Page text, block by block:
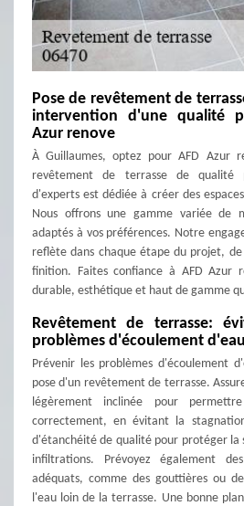
Pose de revêtement de
intervention d'une qualité
Azur renove
À Guillaumes, optez pour AFD Azur
revêtement de terrasse de qualité
d'experts est dédiée à créer des
Nous offrons une gamme variée de
adaptés à vos préférences. Notre
reflète dans chaque étape du projet,
finition. Faites confiance à AFD Azur
durable, esthétique et haut de gamme
Revêtement de terrasse:
problèmes d'écoulement d'eau
Prévenir les problèmes d'écoulement
pose d'un revêtement de terrasse.
légèrement inclinée pour
correctement, en évitant la
d'étanchéité de qualité pour protéger la
infiltrations. Prévoyez également
adéquats, comme des gouttières ou
l'eau loin de la terrasse. Une bonne